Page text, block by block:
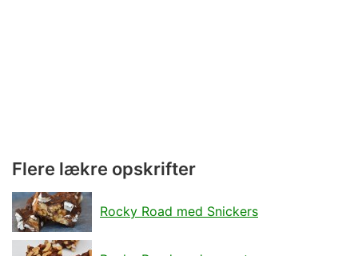
Flere lækre opskrifter
Rocky Road med Snickers